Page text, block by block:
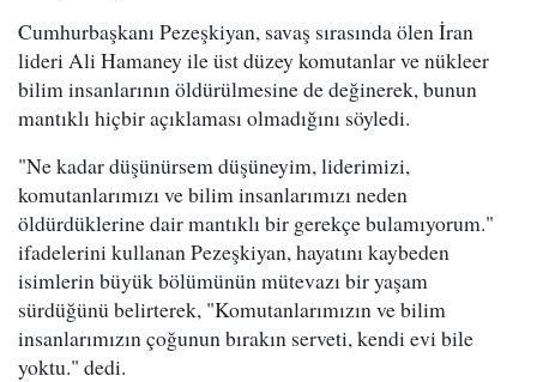
Cumhurbaşkanı Pezeşkiyan, savaş sırasında ölen İran
lideri Ali Hamaney ile üst düzey komutanlar ve nükleer
bilim insanlarının öldürülmesine de değinerek, bunun
mantıklı hiçbir açıklaması olmadığını söyledi.
"Ne kadar düşünürsem düşüneyim, liderimizi,
komutanlarımızı ve bilim insanlarımızı neden
öldürdüklerine dair mantıklı bir gerekçe bulamıyorum."
ifadelerini kullanan Pezeşkiyan, hayatını kaybeden
isimlerin büyük bölümünün mütevazı bir yaşam
sürdüğünü belirterek, "Komutanlarımızın ve bilim
insanlarımızın çoğunun bırakın serveti, kendi evi bile
yoktu." dedi.